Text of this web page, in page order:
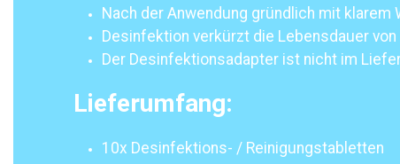
Nach der Anwendung gründlich mit
Desinfektion verkürzt die Lebensdauer
Der Desinfektionsadapter ist nicht im
Lieferumfang:
10x Desinfektions- / Reinigungstabletten